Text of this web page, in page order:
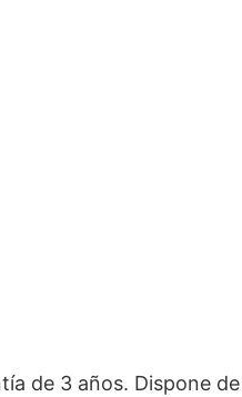
de 3 años. Dispone de